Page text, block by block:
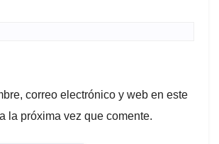
correo electrónico y web en este
la próxima vez que comente.